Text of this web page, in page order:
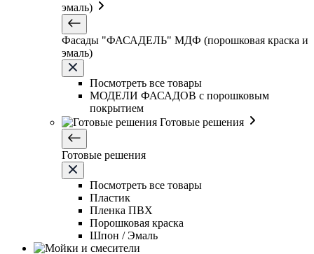
эмаль)
Фасады "ФАСАДЕЛЬ" МДФ (порошковая краска и
эмаль)
Посмотреть все товары
МОДЕЛИ ФАСАДОВ с порошковым
покрытием
Готовые решения
Готовые решения
Посмотреть все товары
Пластик
Пленка ПВХ
Порошковая краска
Шпон / Эмаль